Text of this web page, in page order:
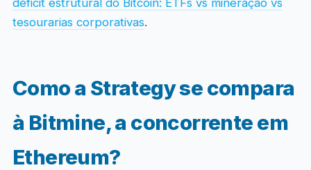
déficit estrutural do Bitcoin: ETFs vs mineração vs
tesourarias corporativas.
Como a Strategy se compara
à Bitmine, a concorrente em
Ethereum?